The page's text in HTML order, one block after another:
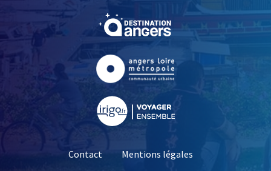
, Ouvre une nouvelle
, Ouvre une nouvelle
Contact
Mentions légales